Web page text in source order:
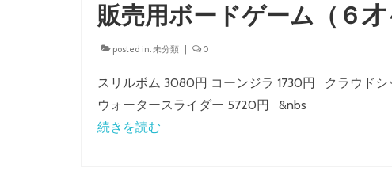
販売用ボードゲーム（６才
posted in:未分類 0
スリルボム 3080円 コーンジラ 1730円 クラウド
ウォータースライダー 5720円 &nbs
続きを読む